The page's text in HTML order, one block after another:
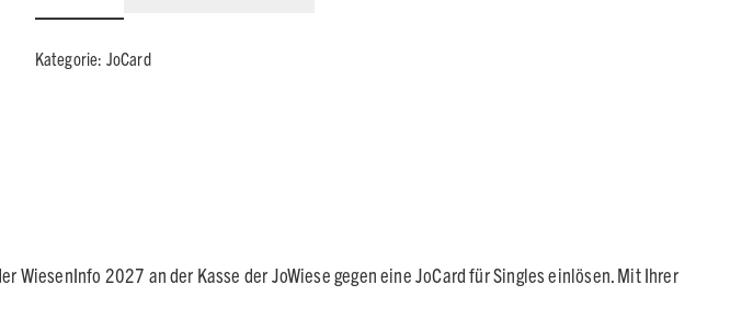
mit
Kategorie: JoCard
WiesenInfo 2027 an der Kasse der JoWiese gegen eine JoCard für Singles einlösen. Mit Ihrer